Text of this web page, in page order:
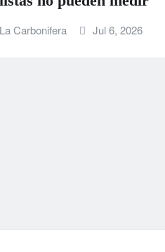
La Carbonifera Jul 6, 2026